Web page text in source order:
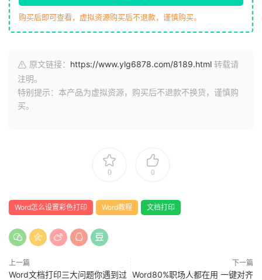
购买后即可查看，虚拟资源购买后不退款，谨慎购买。
原文链接： https://www.ylg6878.com/8189.html 转载请
注明。
特别提示：本产品为虚拟资源，购买后不退款不换货，谨慎购
买。
0 0
Word怎么设置彩色打印 Word教程 文档打印
上一篇
Word文档打印三大问题你遇到过
下一篇
Word80%职场人都在用 一键对齐